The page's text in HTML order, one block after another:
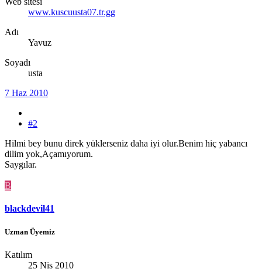
www.kuscuusta07.tr.gg
Adı
Yavuz
Soyadı
usta
7 Haz 2010
#2
Hilmi bey bunu direk yüklerseniz daha iyi olur.Benim hiç yabancı
dilim yok,Açamıyorum.
Saygılar.
B
blackdevil41
Uzman Üyemiz
Katılım
25 Nis 2010